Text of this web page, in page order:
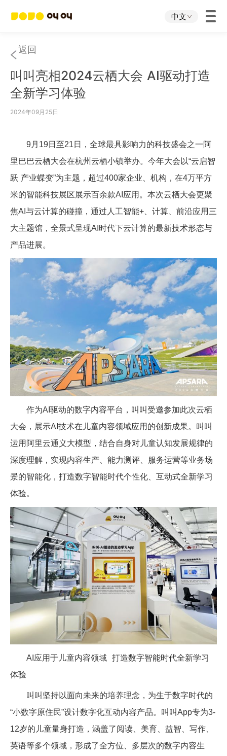
中文
首页
叫叫App
叫叫IP
关于我们
投资者关系
返回
叫叫亮相2024云栖大会 AI驱动打造
全新学习体验
2024年09月25日
9月 19日至21 日，全球最具影响力的科技盛会之一阿
里巴巴云栖大会在杭州云栖小镇举办。今年大会以“云启智
跃 产业蝶变”为主题，超过400家企业、机构，在4万平方
米的智能科技展区展示百余款AI 应用。本次云栖大会更聚
焦AI 与云计算的碰撞，通过人工智能+ 、计算、前沿应用三
大主题馆，全景式呈现AI 时代下云计算的最新技术形态与
产品进展。
作为AI 驱动的数字内容平台，叫叫受邀参加此次云栖
大会，展示AI 技术在儿童内容领域应用的创新成果。叫叫
运用阿里云通义大模型，结合自身对儿童认知发展规律的
深度理解，实现内容生产、能力测评、服务运营等业务场
景的智能化，打造数字智能时代个性化、互动式全新学习
体验。
AI 应用于儿童内容领域 打造数字智能时代全新学习
体验
叫叫坚持以面向未来的培养理念，为生于数字时代的
“小数字原住民”设计数字化互动内容产品。叫叫App专为3-
12岁的儿童量身打造，涵盖了阅读、美育、益智、写作、
英语等多个领域，形成了全方位、多层次的数字内容生